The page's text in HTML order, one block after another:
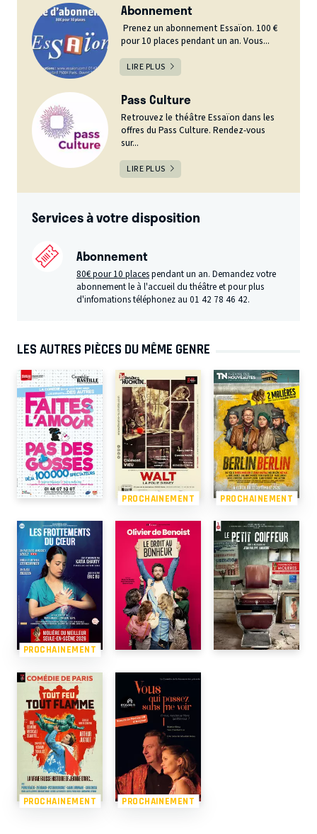
Abonnement
Prenez un abonnement Essaïon. 100 €
pour 10 places pendant un an. Vous...
LIRE PLUS
Pass Culture
Retrouvez le théâtre Essaïon dans les
offres du Pass Culture. Rendez-vous
sur...
LIRE PLUS
Services à votre disposition
Abonnement
80€ pour 10 placespendant un an. Demandez votre
abonnement le à l'accueil du théâtre et pour plus
d'infomations téléphonez au 01 42 78 46 42.
LES AUTRES PIÈCES DU MÊME GENRE
PROCHAINEMENT PROCHAINEMENT
PROCHAINEMENT
PROCHAINEMENT PROCHAINEMENT